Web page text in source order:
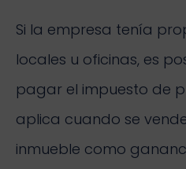
Si la empresa tenía
locales u oficinas, es
pagar el impuesto de
aplica cuando se
inmueble como